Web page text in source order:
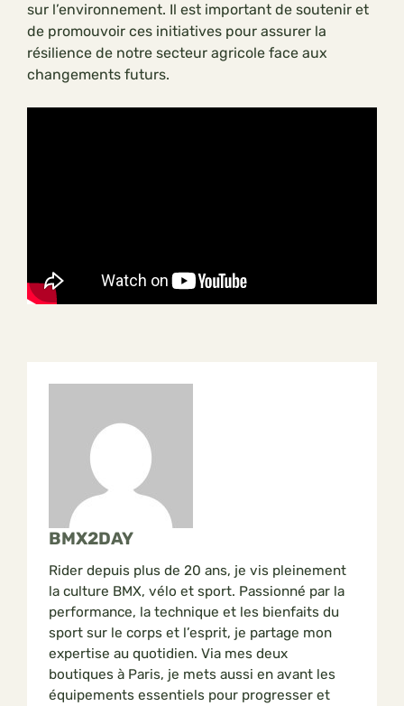
sur l’environnement. Il est important de soutenir et
de promouvoir ces initiatives pour assurer la
résilience de notre secteur agricole face aux
changements futurs.
BMX2DAY
Rider depuis plus de 20 ans, je vis pleinement
la culture BMX, vélo et sport. Passionné par la
performance, la technique et les bienfaits du
sport sur le corps et l’esprit, je partage mon
expertise au quotidien. Via mes deux
boutiques à Paris, je mets aussi en avant les
équipements essentiels pour progresser et